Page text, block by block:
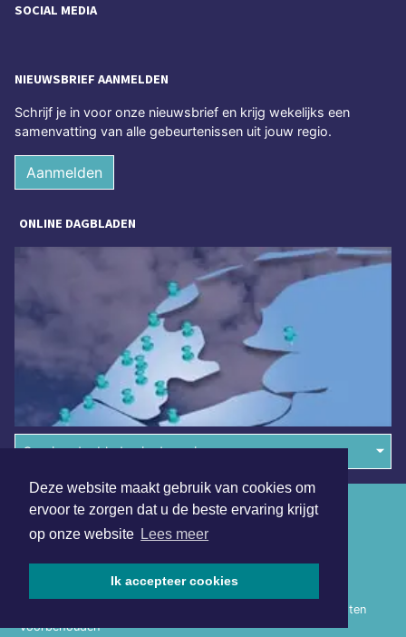
Deze website maakt gebruik van cookies om
ervoor te zorgen dat u de beste ervaring krijgt
op onze website Lees meer
Ik accepteer cookies
SOCIAL MEDIA
NIEUWSBRIEF AANMELDEN
Schrijf je in voor onze nieuwsbrief en krijg wekelijks een
samenvatting van alle gebeurtenissen uit jouw regio.
Aanmelden
ONLINE DAGBLADEN
Overige dagbladen in de regio
Copyright (c) 2026 | Heerhugowaardsdagblad.nl - Alle rechten
voorbehouden
Algemene voorwaarden
Disclaimer